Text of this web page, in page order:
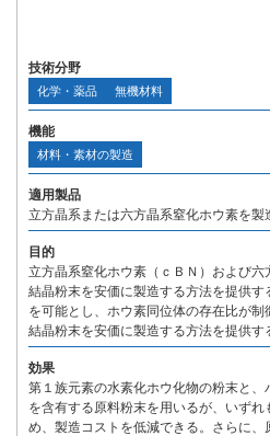
技術分野
化学・薬品 無機材料
機能
材料・素材の製造
適用製品
立方晶系または六方晶系窒化ホウ素を製
目的
立方晶系窒化ホウ素（ｃＢＮ）および
結晶粉末を安価に製造する方法を提供
を可能とし、ホウ素同位体の存在比が
結晶粉末を安価に製造する方法を提供す
効果
第１族元素の水素化ホウ化物の粉末と、
を含有する原料粉末を用いるが、いず
め、製造コストを低減できる。さらに